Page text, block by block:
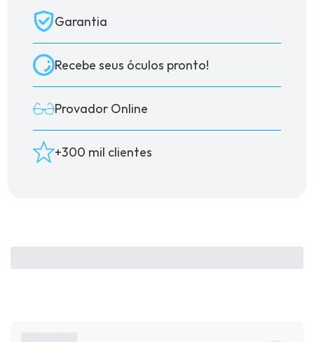
Garantia
Recebe seus óculos pronto!
Provador Online
+300 mil clientes